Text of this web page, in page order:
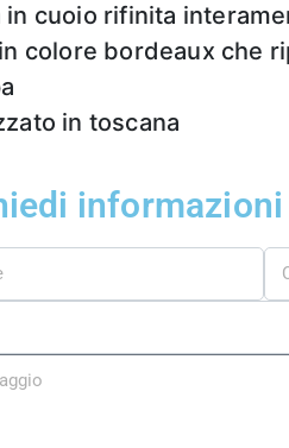
in cuoio rifinita
colore bordeaux che
in toscana
informazioni